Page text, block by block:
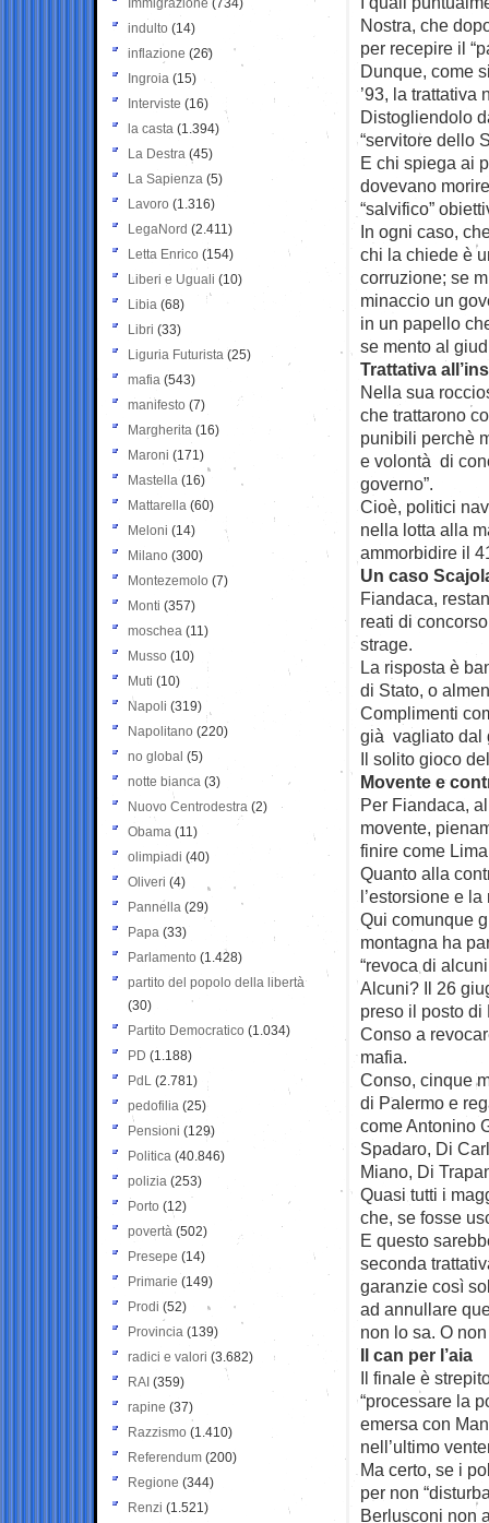
Nostra, che
per recepire il
Dunque, come
’93, la trattativa
Distogliendolo
“servitore dello
E chi spiega ai
dovevano
“salvifico”
In ogni caso,
chi la chiede è
corruzione; se
minaccio un
in un papello
se mento al
Trattativa
Nella sua
che trattarono
punibili perchè
e volontà di
governo”.
Cioè, politici
nella lotta alla
ammorbidire il
Un caso
Fiandaca,
reati di
strage.
La risposta è
di Stato, o
Complimenti
già vagliato dal
Il solito gioco
Movente e
Per Fiandaca,
movente,
finire come
Quanto alla
l’estorsione e
Qui comunque
montagna ha
“revoca di
Alcuni? Il 26
preso il posto
Conso a
mafia.
Conso, cinque
di Palermo e
come Antonino
Spadaro, Di
Miano, Di
Quasi tutti i
che, se fosse
E questo
seconda
garanzie così
ad annullare
non lo sa. O
Il can per l’aia
Il finale è
“processare la
emersa con
nell’ultimo
Ma certo, se i
per non
Berlusconi non
Immigrazione (734)
indulto (14)
inflazione (26)
Ingroia (15)
Interviste (16)
la casta (1.394)
La Destra (45)
La Sapienza (5)
Lavoro (1.316)
LegaNord (2.411)
Letta Enrico (154)
Liberi e Uguali (10)
Libia (68)
Libri (33)
Liguria Futurista (25)
mafia (543)
manifesto (7)
Margherita (16)
Maroni (171)
Mastella (16)
Mattarella (60)
Meloni (14)
Milano (300)
Montezemolo (7)
Monti (357)
moschea (11)
Musso (10)
Muti (10)
Napoli (319)
Napolitano (220)
no global (5)
notte bianca (3)
Nuovo Centrodestra (2)
Obama (11)
olimpiadi (40)
Oliveri (4)
Pannella (29)
Papa (33)
Parlamento (1.428)
partito del popolo della libertà
(30)
Partito Democratico (1.034)
PD (1.188)
PdL (2.781)
pedofilia (25)
Pensioni (129)
Politica (40.846)
polizia (253)
Porto (12)
povertà (502)
Presepe (14)
Primarie (149)
Prodi (52)
Provincia (139)
radici e valori (3.682)
RAI (359)
rapine (37)
Razzismo (1.410)
Referendum (200)
Regione (344)
Renzi (1.521)